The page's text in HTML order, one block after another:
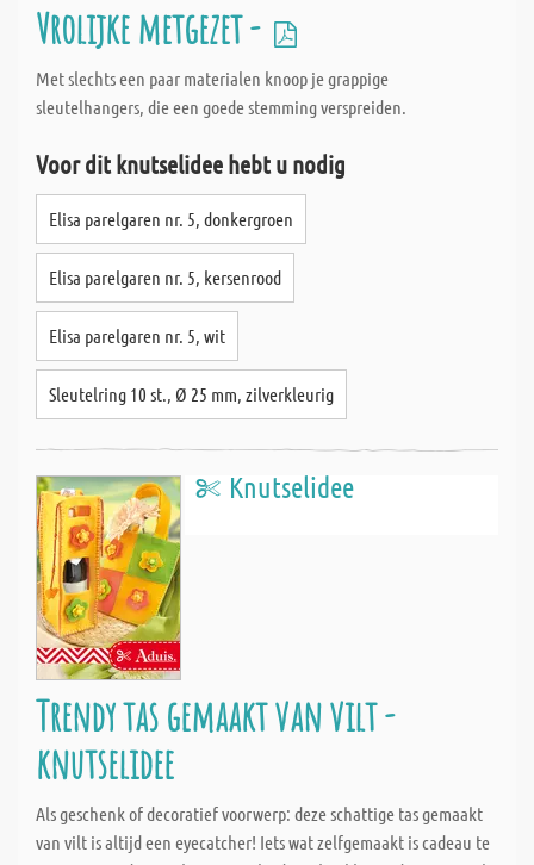
Vrolijke metgezet -
Met slechts een paar materialen knoop je grappige
sleutelhangers, die een goede stemming verspreiden.
Voor dit knutselidee hebt u nodig
Elisa parelgaren nr. 5, donkergroen
Elisa parelgaren nr. 5, kersenrood
Elisa parelgaren nr. 5, wit
Sleutelring 10 st., Ø 25 mm, zilverkleurig
Knutselidee
Trendy tas gemaakt van vilt -
knutselidee
Als geschenk of decoratief voorwerp: deze schattige tas gemaakt
van vilt is altijd een eyecatcher! Iets wat zelfgemaakt is cadeau te